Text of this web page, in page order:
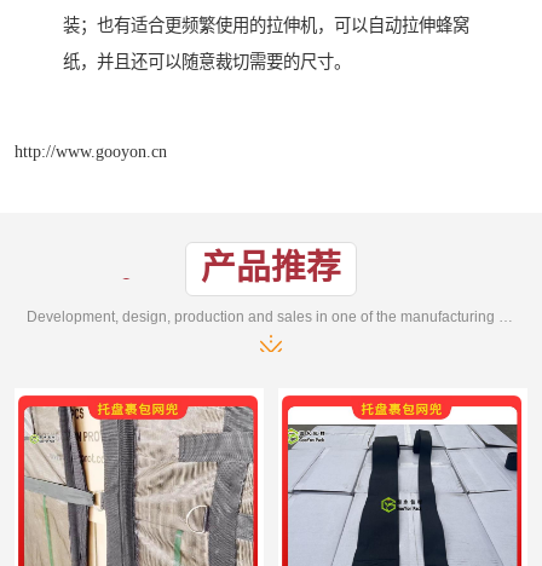
装；也有适合更频繁使用的拉伸机，可以自动拉伸蜂窝
纸，并且还可以随意裁切需要的尺寸。
http://www.gooyon.cn
产品推荐
Development, design, production and sales in one of the manufacturing enterprises